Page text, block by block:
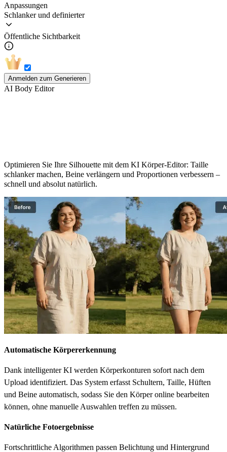
Anpassungen
Schlanker und definierter
Öffentliche Sichtbarkeit
Anmelden zum Generieren
AI Body Editor
Optimieren Sie Ihre Silhouette mit dem KI Körper-Editor: Taille
schlanker machen, Beine verlängern und Proportionen verbessern –
schnell und absolut natürlich.
Automatische Körpererkennung
Dank intelligenter KI werden Körperkonturen sofort nach dem
Upload identifiziert. Das System erfasst Schultern, Taille, Hüften
und Beine automatisch, sodass Sie den Körper online bearbeiten
können, ohne manuelle Auswahlen treffen zu müssen.
Natürliche Fotoergebnisse
Fortschrittliche Algorithmen passen Belichtung und Hintergrund